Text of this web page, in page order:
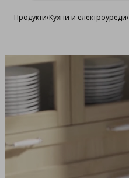
Продукти›Кухни и електроуреди›